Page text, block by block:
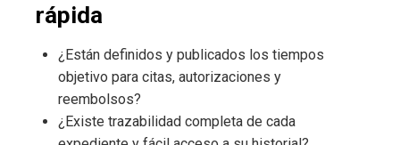
rápida
¿Están definidos y publicados los tiempos
objetivo para citas, autorizaciones y
reembolsos?
¿Existe trazabilidad completa de cada